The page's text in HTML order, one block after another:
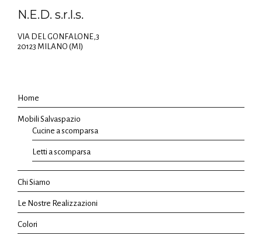
N.E.D. s.r.l.s.
VIA DEL GONFALONE,3
20123 MILANO (MI)
Home
Mobili Salvaspazio
Cucine a scomparsa
Letti a scomparsa
Chi Siamo
Le Nostre Realizzazioni
Colori